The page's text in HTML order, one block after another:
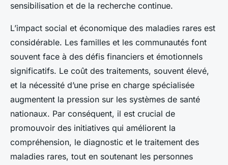
sensibilisation et de la recherche continue.
L’impact social et économique des maladies rares est
considérable. Les familles et les communautés font
souvent face à des défis financiers et émotionnels
significatifs. Le coût des traitements, souvent élevé,
et la nécessité d’une prise en charge spécialisée
augmentent la pression sur les systèmes de santé
nationaux. Par conséquent, il est crucial de
promouvoir des initiatives qui améliorent la
compréhension, le diagnostic et le traitement des
maladies rares, tout en soutenant les personnes